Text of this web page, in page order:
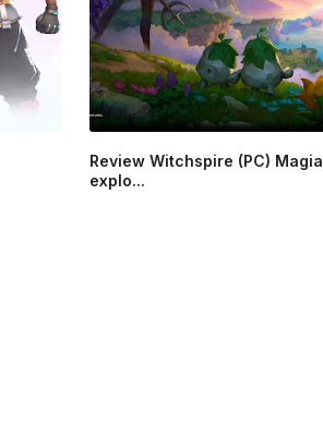
Review Witchspire (PC) Magia,
explo...